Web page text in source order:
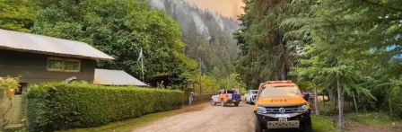
Intranet
Login